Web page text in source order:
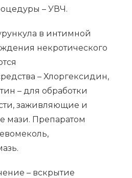
– УВЧ.
в интимной
некротического
– Хлоргексидин,
– для обработки
заживляющие и
мази. Препаратом
– вскрытие